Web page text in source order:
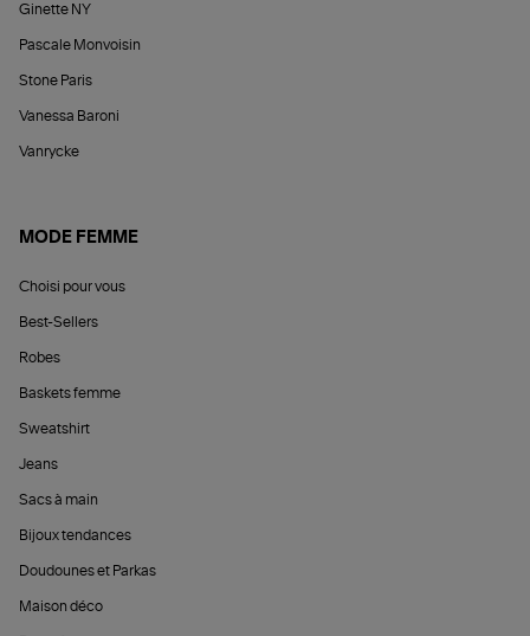
Ginette NY
Pascale Monvoisin
Stone Paris
Vanessa Baroni
Vanrycke
MODE FEMME
Choisi pour vous
Best-Sellers
Robes
Baskets femme
Sweatshirt
Jeans
Sacs à main
Bijoux tendances
Doudounes et Parkas
Maison déco